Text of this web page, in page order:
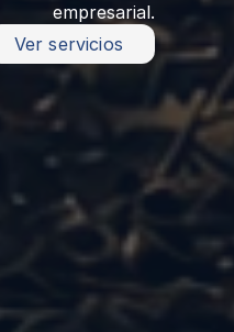
empresarial.
Ver servicios